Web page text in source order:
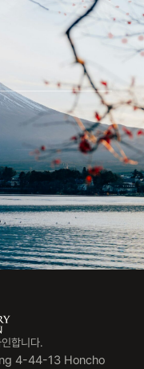
합니다.
4-44-13 Honcho